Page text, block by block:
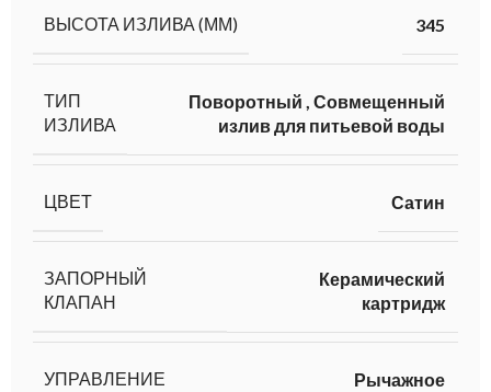
ВЫСОТА ИЗЛИВА (ММ) 345
ТИП
ИЗЛИВА
Поворотный , Совмещенный
излив для питьевой воды
ЦВЕТ Сатин
ЗАПОРНЫЙ
КЛАПАН
Керамический
картридж
УПРАВЛЕНИЕ Рычажное